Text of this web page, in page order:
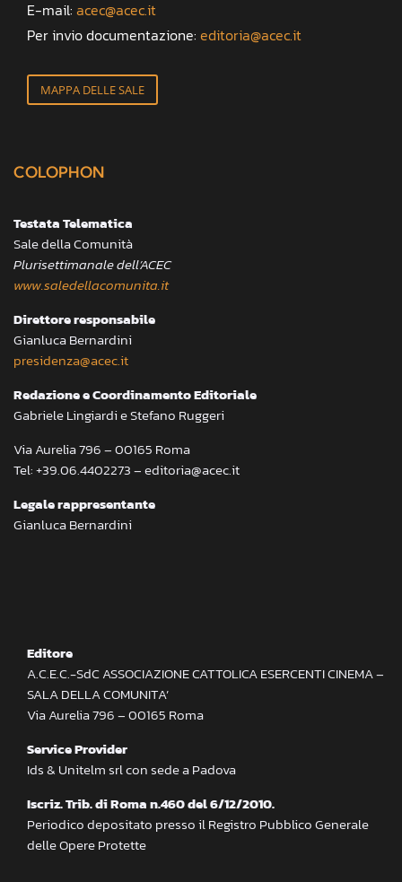
E-mail: acec@acec.it
Per invio documentazione: editoria@acec.it
MAPPA DELLE SALE
COLOPHON
Testata Telematica
Sale della Comunità
Plurisettimanale dell’ACEC
www.saledellacomunita.it
Direttore responsabile
Gianluca Bernardini
presidenza@acec.it
Redazione e Coordinamento Editoriale
Gabriele Lingiardi e Stefano Ruggeri
Via Aurelia 796 – 00165 Roma
Tel: +39.06.4402273 – editoria@acec.it
Legale rappresentante
Gianluca Bernardini
Editore
A.C.E.C.-SdC ASSOCIAZIONE CATTOLICA ESERCENTI CINEMA –
SALA DELLA COMUNITA’
Via Aurelia 796 – 00165 Roma
Service Provider
Ids & Unitelm srl con sede a Padova
Iscriz. Trib. di Roma n.460 del 6/12/2010.
Periodico depositato presso il Registro Pubblico Generale
delle Opere Protette